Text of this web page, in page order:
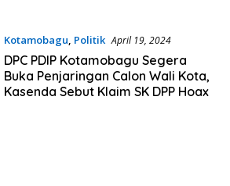
Kotamobagu, Politik April 19, 2024
DPC PDIP Kotamobagu Segera
Buka Penjaringan Calon Wali Kota,
Kasenda Sebut Klaim SK DPP Hoax